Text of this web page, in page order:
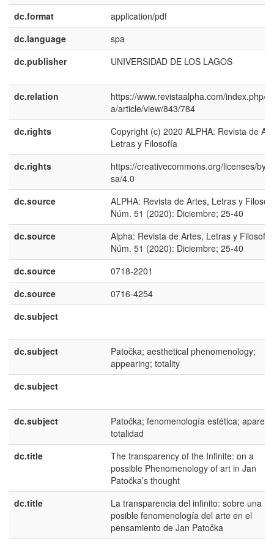
dc.format
application/pdf
dc.language
spa
dc.publisher
UNIVERSIDAD DE LOS LAGOS
dc.relation
https://www.revistaalpha.com/index.php/
a/article/view/843/784
dc.rights
Copyright (c) 2020 ALPHA: Revista de
Letras y Filosofía
dc.rights
https://creativecommons.org/licenses/by-
sa/4.0
dc.source
ALPHA: Revista de Artes, Letras y
Núm. 51 (2020): Diciembre; 25-40
dc.source
Alpha: Revista de Artes, Letras y
Núm. 51 (2020): Diciembre; 25-40
dc.source
0718-2201
dc.source
0716-4254
dc.subject
dc.subject
Patočka; aesthetical phenomenology;
appearing; totality
dc.subject
dc.subject
Patočka; fenomenología estética;
totalidad
dc.title
The transparency of the Infinite: on a
possible Phenomenology of art in Jan
Patočka’s thought
dc.title
La transparencia del infinito: sobre una
posible fenomenología del arte en el
pensamiento de Jan Patočka